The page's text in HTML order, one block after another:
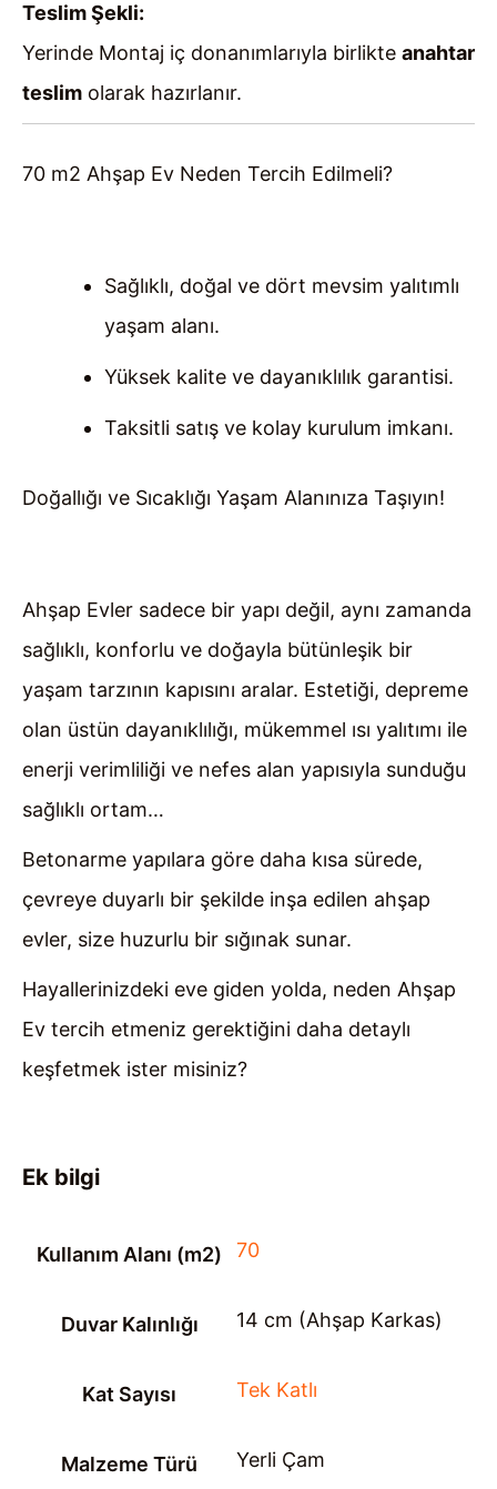
Teslim Şekli:
Yerinde Montaj iç donanımlarıyla birlikte anahtar
teslim olarak hazırlanır.
70 m2 Ahşap Ev Neden Tercih Edilmeli?
Sağlıklı, doğal ve dört mevsim yalıtımlı
yaşam alanı.
Yüksek kalite ve dayanıklılık garantisi.
Taksitli satış ve kolay kurulum imkanı.
Doğallığı ve Sıcaklığı Yaşam Alanınıza Taşıyın!
Ahşap Evler sadece bir yapı değil, aynı zamanda
sağlıklı, konforlu ve doğayla bütünleşik bir
yaşam tarzının kapısını aralar. Estetiği, depreme
olan üstün dayanıklılığı, mükemmel ısı yalıtımı ile
enerji verimliliği ve nefes alan yapısıyla sunduğu
sağlıklı ortam…
Betonarme yapılara göre daha kısa sürede,
çevreye duyarlı bir şekilde inşa edilen ahşap
evler, size huzurlu bir sığınak sunar.
Hayallerinizdeki eve giden yolda, neden Ahşap
Ev tercih etmeniz gerektiğini daha detaylı
keşfetmek ister misiniz?
Ek bilgi
Kullanım Alanı (m2) 70
Duvar Kalınlığı 14 cm (Ahşap Karkas)
Kat Sayısı Tek Katlı
Malzeme Türü Yerli Çam